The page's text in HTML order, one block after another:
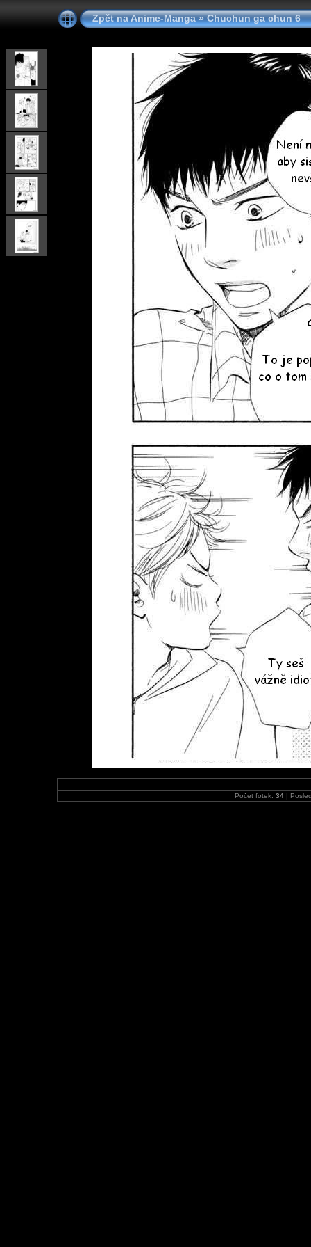
Zpět na Anime-Manga»Chuchun ga chun 6
Počet fotek: 34 |